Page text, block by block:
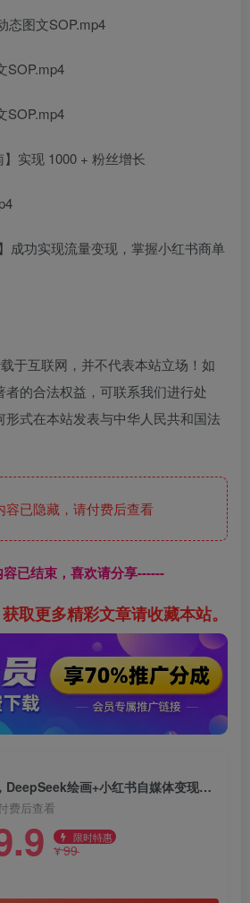
态图文SOP.mp4
SOP.mp4
SOP.mp4
实现 1000 + 粉丝增长
成功实现流量变现，掌握小红书商单
于互联网，并不代表本站立场！如
的合法权益，可联系我们进行处
式在本站发表与中华人民共和国法
已隐藏，请付费后查看
已结束，喜欢请分享------
取更多精彩文章请收藏本站。
AI绘画小红书训练营，DeepSeek绘画+小红书自媒体变现全流程
费后查看
限时特惠
¥99